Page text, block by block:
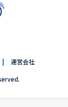
運営会社